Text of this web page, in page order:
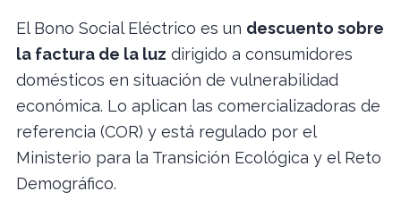
El Bono Social Eléctrico es un descuento sobre
la factura de la luz dirigido a consumidores
domésticos en situación de vulnerabilidad
económica. Lo aplican las comercializadoras de
referencia (COR) y está regulado por el
Ministerio para la Transición Ecológica y el Reto
Demográfico.